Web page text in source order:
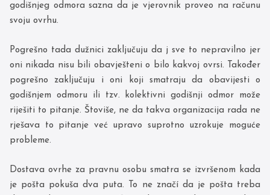
godišnjeg odmora sazna da je vjerovnik proveo na računu
svoju ovrhu.
Pogrešno tada dužnici zaključuju da j sve to nepravilno jer
oni nikada nisu bili obavješteni o bilo kakvoj ovrsi. Također
pogrešno zaključuju i oni koji smatraju da obavijesti o
godišnjem odmoru ili tzv. kolektivni godišnji odmor može
riješiti to pitanje. Štoviše, ne da takva organizacija rada ne
rješava to pitanje već upravo suprotno uzrokuje moguće
probleme.
Dostava ovrhe za pravnu osobu smatra se izvršenom kada
je pošta pokuša dva puta. To ne značí da je pošta treba